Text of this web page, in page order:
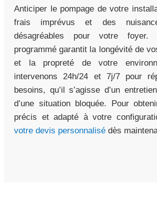
Anticiper le pompage de votre
frais imprévus et des
désagréables pour votre foyer.
programmé garantit la longévité de
et la propreté de votre
intervenons 24h/24 et 7j/7 pour
besoins, qu’il s’agisse d’un
d’une situation bloquée. Pour
précis et adapté à votre
votre devis personnalisé dès